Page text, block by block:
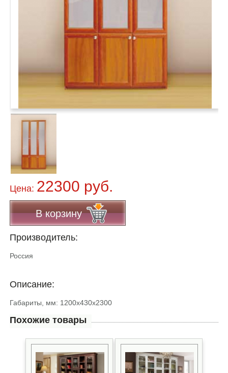
Цена: 22300 руб.
В корзину
Производитель:
Россия
Описание:
Габариты, мм: 1200х430х2300
Похожие товары